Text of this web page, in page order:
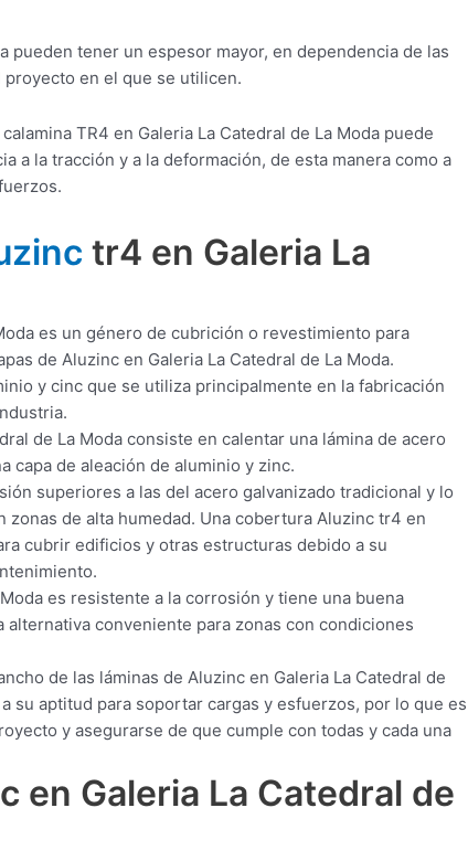
pueden tener un espesor mayor, en dependencia de las
en el que se utilicen.
TR4 en Galeria La Catedral de La Moda puede
a la tracción y a la deformación, de esta manera como a
tr4 en Galeria La
es un género de cubrición o revestimiento para
de Aluzinc en Galeria La Catedral de La Moda.
y cinc que se utiliza principalmente en la fabricación
de La Moda consiste en calentar una lámina de acero
capa de aleación de aluminio y zinc.
superiores a las del acero galvanizado tradicional y lo
de alta humedad. Una cobertura Aluzinc tr4 en
cubrir edificios y otras estructuras debido a su
es resistente a la corrosión y tiene una buena
conveniente para zonas con condiciones
de las láminas de Aluzinc en Galeria La Catedral de
su aptitud para soportar cargas y esfuerzos, por lo que es
y asegurarse de que cumple con todas y cada una
en Galeria La Catedral de